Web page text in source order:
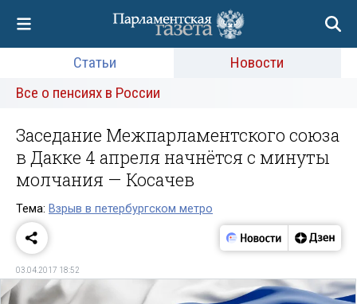
Статьи
Новости
Все о пенсиях в России
Заседание Межпарламентского союза
в Дакке 4 апреля начнётся с минуты
молчания — Косачев
Тема: Взрыв в петербургском метро
03.04.2017 18:52